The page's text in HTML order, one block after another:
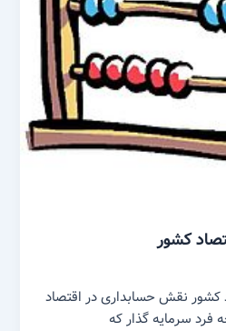
کشور
نقش حسابداری در اقتصاد
سرمایه گذار که